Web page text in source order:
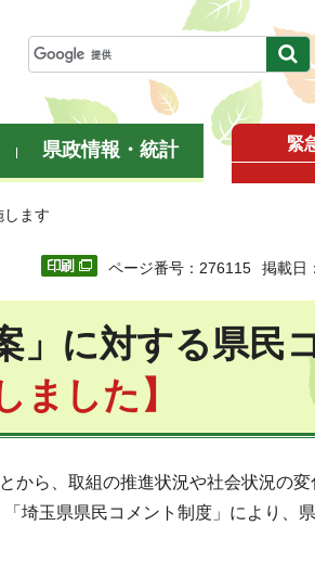
県政情報・統計 緊
ます
ページ番号：276115 掲載日
」に対する県民
ました】
から、取組の推進状況や社会状況の変
埼玉県県民コメント制度」により、